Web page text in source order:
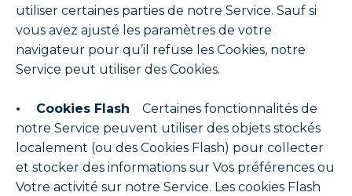
utiliser certaines parties de notre Service. Sauf si
vous avez ajusté les paramètres de votre
navigateur pour qu’il refuse les Cookies, notre
Service peut utiliser des Cookies.
• Cookies Flash Certaines fonctionnalités de
notre Service peuvent utiliser des objets stockés
localement (ou des Cookies Flash) pour collecter
et stocker des informations sur Vos préférences ou
Votre activité sur notre Service. Les cookies Flash